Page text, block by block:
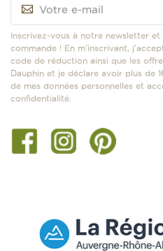
Inscrivez-vous à notre newsletter et
commande ! En m'inscrivant,
code de réduction ainsi que les
Dauphin et je déclare avoir plus de
de mes données personnelles et
confidentialité.